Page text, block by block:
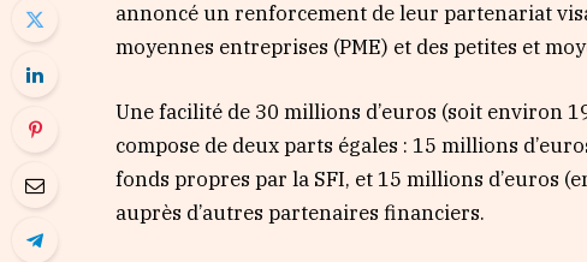
annoncé un renforcement de leur partenariat
moyennes entreprises (PME) et des petites et
Une facilité de 30 millions d’euros (soit environ
compose de deux parts égales : 15 millions
fonds propres par la SFI, et 15 millions d’euros
auprès d’autres partenaires financiers.